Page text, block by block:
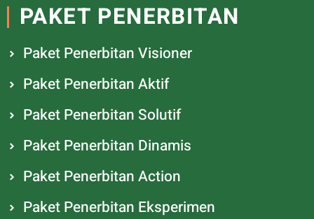
PAKET PENERBITAN
Paket Penerbitan Visioner
Paket Penerbitan Aktif
Paket Penerbitan Solutif
Paket Penerbitan Dinamis
Paket Penerbitan Action
Paket Penerbitan Eksperimen